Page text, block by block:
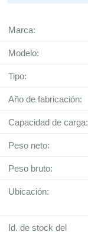
Marca:
Modelo:
Tipo:
Año de fabricación:
Capacidad de carga:
Peso neto:
Peso bruto:
Ubicación:
Id. de stock del